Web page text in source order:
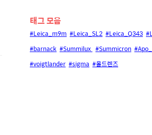
정
보
태그 모음
#Leica_m9m #Leica_SL2 #Leica_Q343
#barnack #Summilux #Summicron
#voigtlander #sigma #올드렌즈